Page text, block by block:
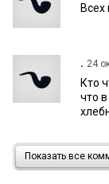
Всех
. 24
Кто
что
Показать все